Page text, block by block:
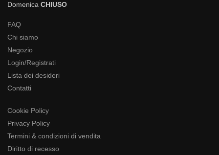
Domenica CHIUSO
FAQ
Chi siamo
Negozio
Login/Registrati
Lista dei desideri
Contatti
Cookie Policy
Privacy Policy
Termini & condizioni di vendita
Diritto di recesso